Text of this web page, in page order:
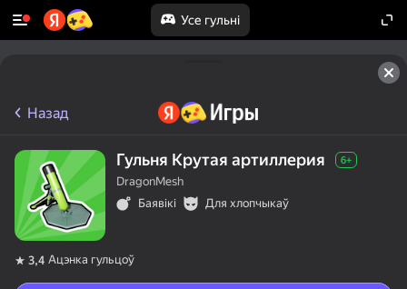
Усе гульні
Назад
Гульня Крутая артиллерия 6+
DragonMesh
Баявікі
Для хлопчыкаў
3,4 Ацэнка гульцоў